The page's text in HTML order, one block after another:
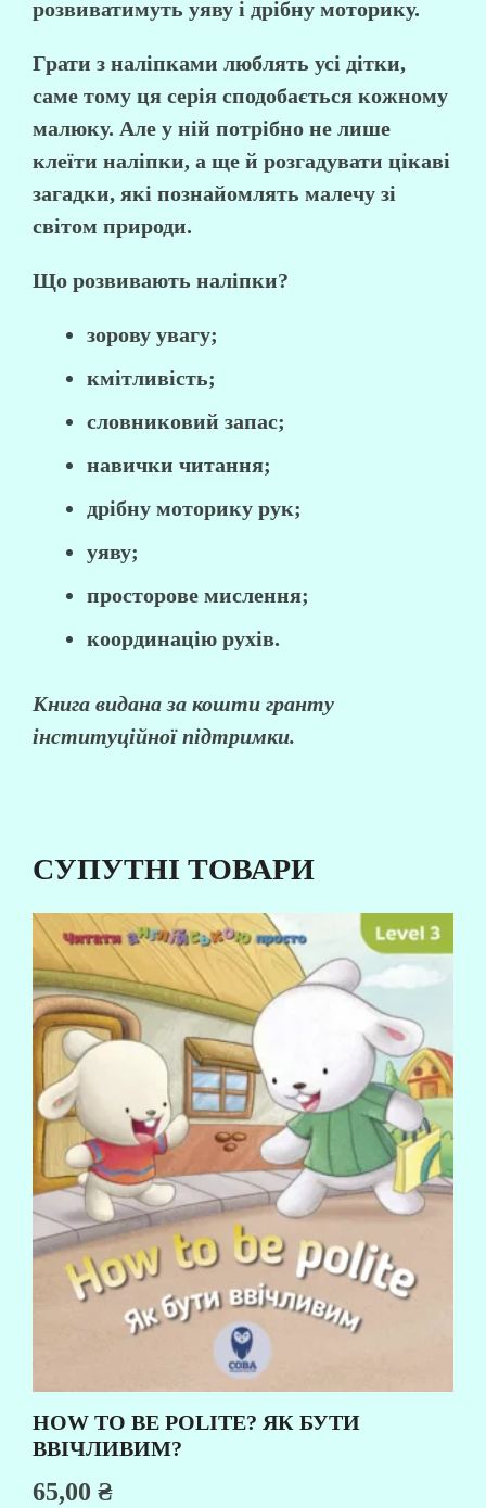
розвиватимуть уяву і дрібну моторику.
Грати з наліпками люблять усі дітки,
саме тому ця серія сподобається кожному
малюку. Але у ній потрібно не лише
клеїти наліпки, а ще й розгадувати цікаві
загадки, які познайомлять малечу зі
світом природи.
Що розвивають наліпки?
зорову увагу;
кмітливість;
словниковий запас;
навички читання;
дрібну моторику рук;
уяву;
просторове мислення;
координацію рухів.
Книга видана за кошти гранту
інституційної підтримки.
СУПУТНІ ТОВАРИ
HOW TO BE POLITE? ЯК БУТИ
ВВІЧЛИВИМ?
65,00 ₴